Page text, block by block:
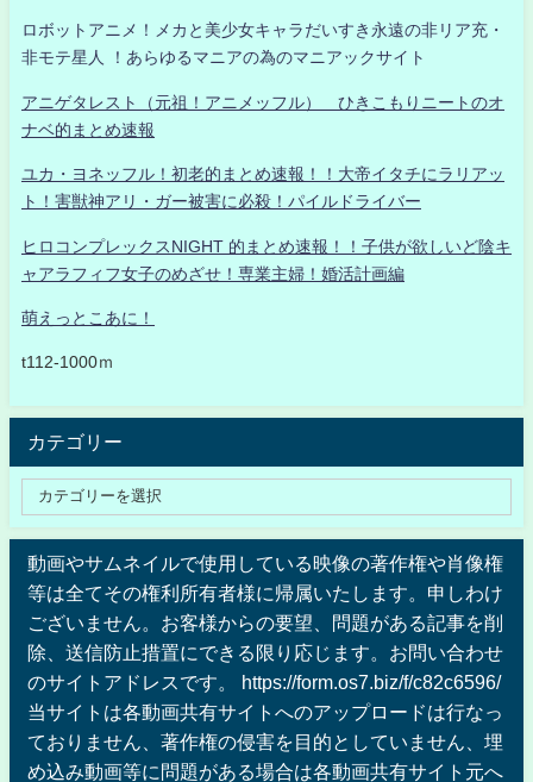
ロボットアニメ！メカと美少女キャラだいすき永遠の非リア充・
非モテ星人 ！あらゆるマニアの為のマニアックサイト
アニゲタレスト（元祖！アニメッフル） ひきこもりニートのオ
ナベ的まとめ速報
ユカ・ヨネッフル！初老的まとめ速報！！大帝イタチにラリアッ
ト！害獣神アリ・ガー被害に必殺！パイルドライバー
ヒロコンプレックスNIGHT 的まとめ速報！！子供が欲しいど陰キ
ャアラフィフ女子のめざせ！専業主婦！婚活計画編
萌えっとこあに！
t112-1000ｍ
カテゴリー
動画やサムネイルで使用している映像の著作権や肖像権
等は全てその権利所有者様に帰属いたします。申しわけ
ございません。お客様からの要望、問題がある記事を削
除、送信防止措置にできる限り応じます。お問い合わせ
のサイトアドレスです。 https://form.os7.biz/f/c82c6596/
当サイトは各動画共有サイトへのアップロードは行なっ
ておりません、著作権の侵害を目的としていません、埋
め込み動画等に問題がある場合は各動画共有サイト元へ